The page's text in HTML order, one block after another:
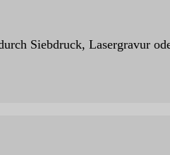
Siebdruck, Lasergravur